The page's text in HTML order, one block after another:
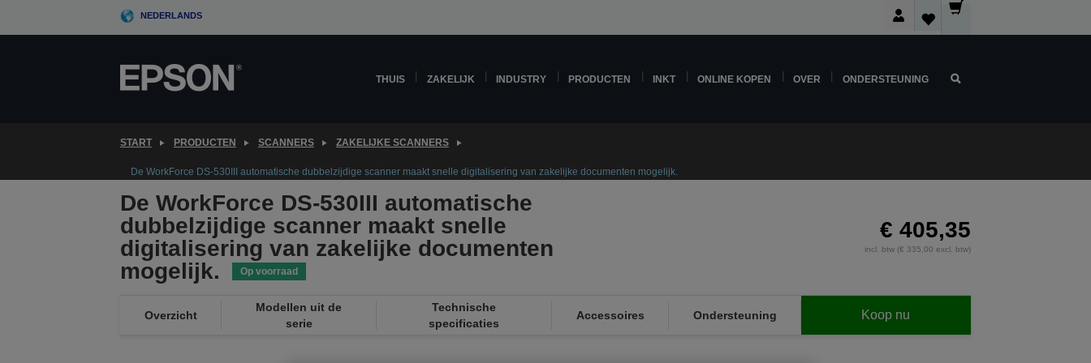
NEDERLANDS
THUIS ZAKELIJK INDUSTRY PRODUCTEN INKT ONLINE KOPEN OVER ONDERSTEUNING
START PRODUCTEN SCANNERS ZAKELIJKE SCANNERS
De WorkForce DS-530III automatische dubbelzijdige scanner maakt snelle digitalisering van zakelijke documenten mogelijk.
De WorkForce DS-530III automatische
dubbelzijdige scanner maakt snelle
digitalisering van zakelijke documenten
mogelijk.
Op voorraad
€ 405,35
incl. btw (€ 335,00 excl. btw)
Overzicht
Modellen uit de
serie
Technische
specificaties
Accessoires Ondersteuning Koop nu